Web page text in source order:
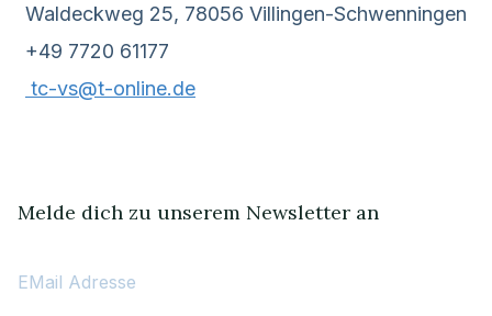
Waldeckweg 25, 78056 Villingen-Schwenningen
+49 7720 61177
tc-vs@t-online.de
Melde dich zu unserem Newsletter an